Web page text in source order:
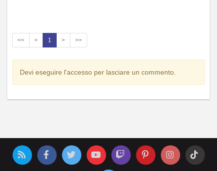
<< < 1 > >>
Devi eseguire l'accesso per lasciare un commento.